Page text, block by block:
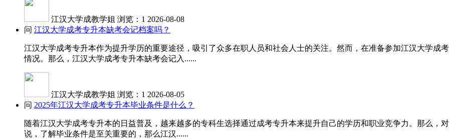
江汉大学成教学姐 浏览：1 2026-08-08
问 江汉大学成考专升本缺考会记档案吗？
江汉大学成考专升本作为提升学历的重要途径，吸引了众多在职人员和社会人士的关注。然而，在准备参加江汉大学成
情况。那么，江汉大学成考专升本缺考会记入......
江汉大学成教学姐 浏览：1 2026-08-05
问 2025年江汉大学成考专升本毕业条件是什么？
随着江汉大学成考专升本的日益普及，越来越多的专科生选择通过成考专升本来提升自己的学历和职业竞争力。那么，
说，了解毕业条件是至关重要的，那么江汉......